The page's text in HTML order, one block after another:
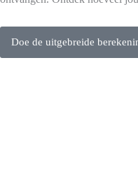
Doe de uitgebreide